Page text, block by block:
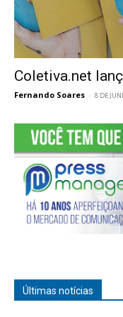
Coletiva.net
Fernando Soares - 8 DE
Últimas notícias